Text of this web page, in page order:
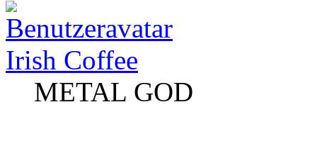
Irish Coffee
METAL GOD